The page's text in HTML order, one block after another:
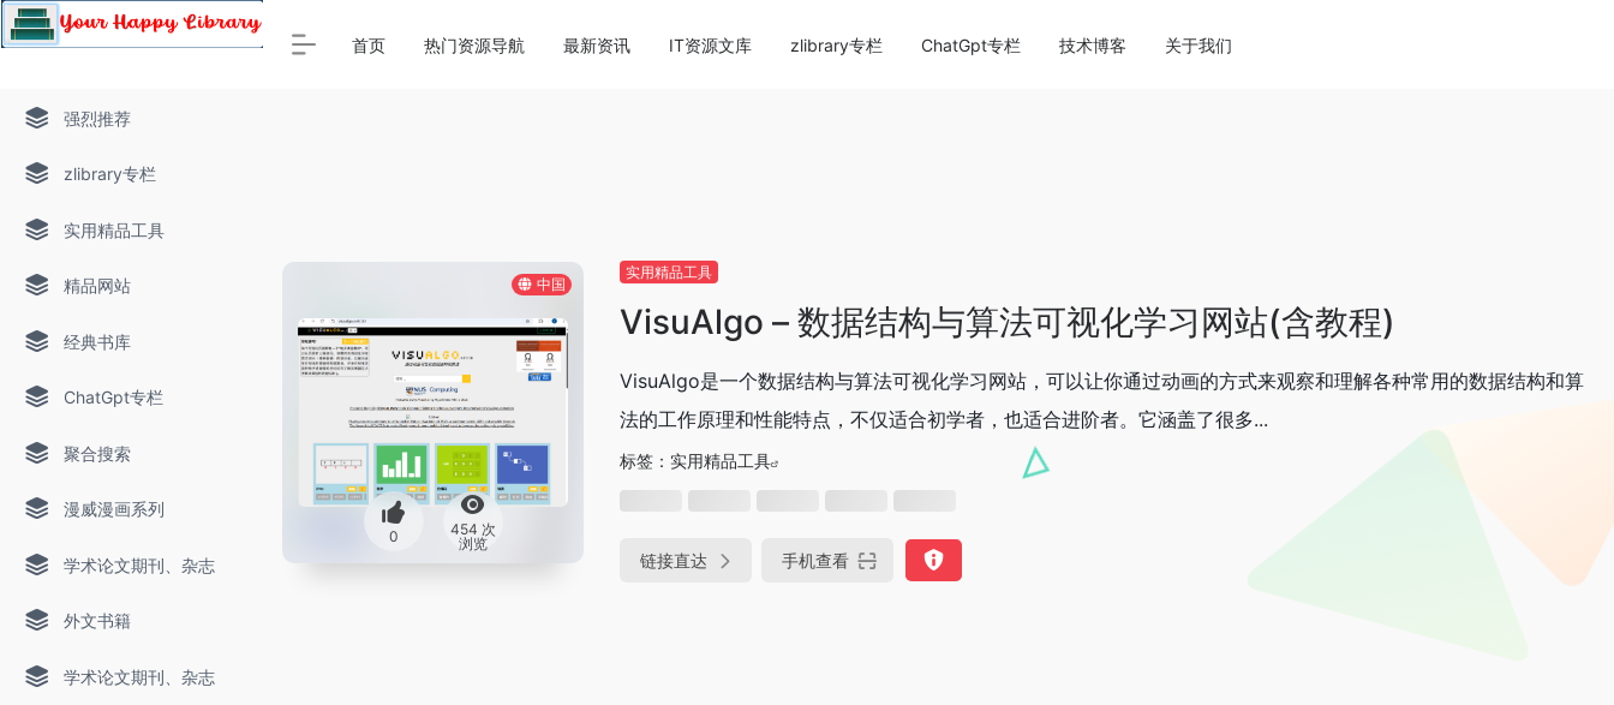
Warning: Array to string conversion in/www/thinkdoc/wp-content/themes/onenav/inc/wp-optimization.phpon line113
强烈推荐
zlibrary专栏
实用精品工具
精品网站
经典书库
ChatGpt专栏
聚合搜索
漫威漫画系列
学术论文期刊、杂志
外文书籍
学术论文期刊、杂志
首页 热门资源导航 最新资讯 IT资源文库 zlibrary专栏 ChatGpt专栏 技术博客 关于我们
中国
0
454 次
浏览
实用精品工具
VisuAlgo – 数据结构与算法可视化学习网站(含教程)
VisuAlgo是一个数据结构与算法可视化学习网站，可以让你通过动画的方式来观察和理解各种常用的数据结构和算
法的工作原理和性能特点，不仅适合初学者，也适合进阶者。它涵盖了很多...
标签： 实用精品工具
链接直达 手机查看